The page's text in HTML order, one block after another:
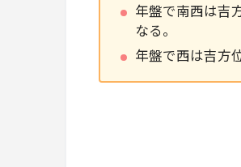
年盤で南西は吉
なる。
年盤で西は吉方